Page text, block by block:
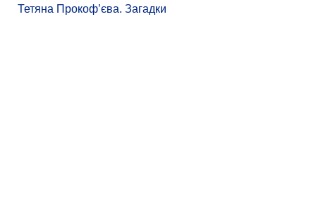
Тетяна Прокоф’єва. Загадки